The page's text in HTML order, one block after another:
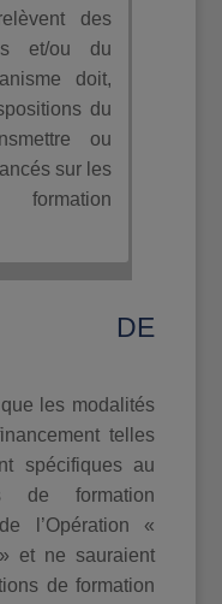
des
et/ou du
doit,
du
ou
sur les
DE
les modalités
telles
spécifiques au
de formation
l’Opération «
et ne sauraient
de formation